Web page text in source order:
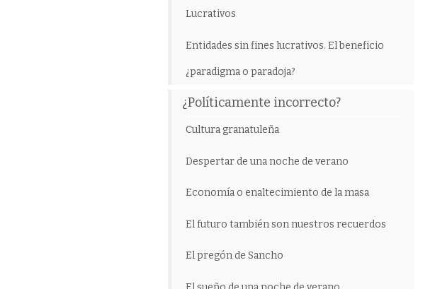
Lucrativos
Entidades sin fines lucrativos. El beneficio
¿paradigma o paradoja?
¿Políticamente incorrecto?
Cultura granatuleña
Despertar de una noche de verano
Economía o enaltecimiento de la masa
El futuro también son nuestros recuerdos
El pregón de Sancho